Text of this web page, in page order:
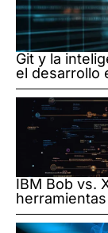
Git y la
el desarrollo
IBM Bob vs.